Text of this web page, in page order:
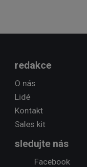
redakce
O nás
Lidé
Kontakt
Sales kit
sledujte nás
Facebook